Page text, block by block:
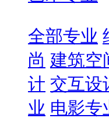
全部专业
尚 建筑空
计 交互设
业 电影专